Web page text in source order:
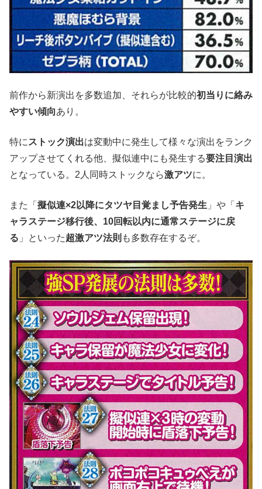
前作から新演出を多数追加、それらが比較的初当りに絡み
やすい傾向あり。
特に ストック演出は変動中に発生して様々な演出をランク
アップさせてくれる他、擬似連中にも発生する要注目演出
となっている。2人同時ストックなら激アツに。
また「 擬似連×2以降にタツヤ目覚まし予告発生 」や「 キ
ャラステージ移行後、10回転以内に通常ステージに戻
る 」といった超激アツ法則 も多数存在するぞ。